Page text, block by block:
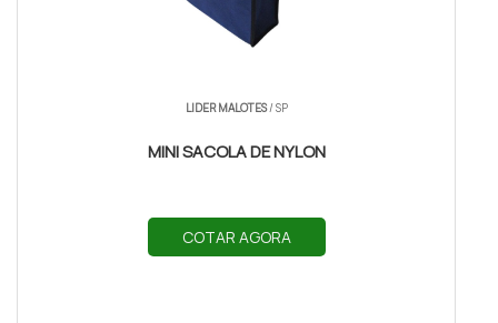
LIDER MALOTES/ SP
MINI SACOLA DE NYLON
COTAR AGORA